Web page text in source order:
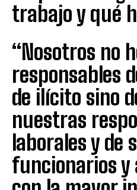
trabajo y qué
“Nosotros no
responsables
de ilícito sino
nuestras
laborales y de
funcionarios y